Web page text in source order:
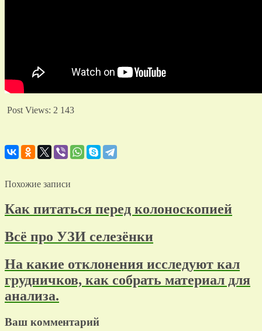
Post Views: 2 143
Похожие записи
Как питаться перед колоноскопией
Всё про УЗИ селезёнки
На какие отклонения исследуют кал
грудничков, как собрать материал для
анализа.
Ваш комментарий